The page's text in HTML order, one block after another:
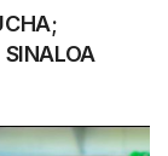
SINALOA